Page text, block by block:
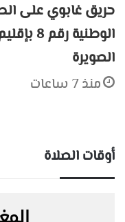
حريق غابوي على
الوطنية رقم 8
الصويرة
منذ 7 ساعات
أوقات الصلاة